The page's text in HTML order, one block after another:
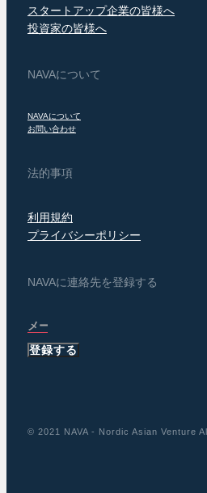
スタートアップ企業の皆様へ
投資家の皆様へ
NAVAについて
NAVAについて
お問い合わせ
法的事項
利用規約
プライバシーポリシー
NAVAに連絡先を登録する
登録する
© 2021 NAVA - Nordic Asian Venture